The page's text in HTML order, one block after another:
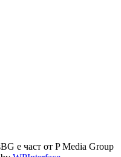
е част от P Media Group